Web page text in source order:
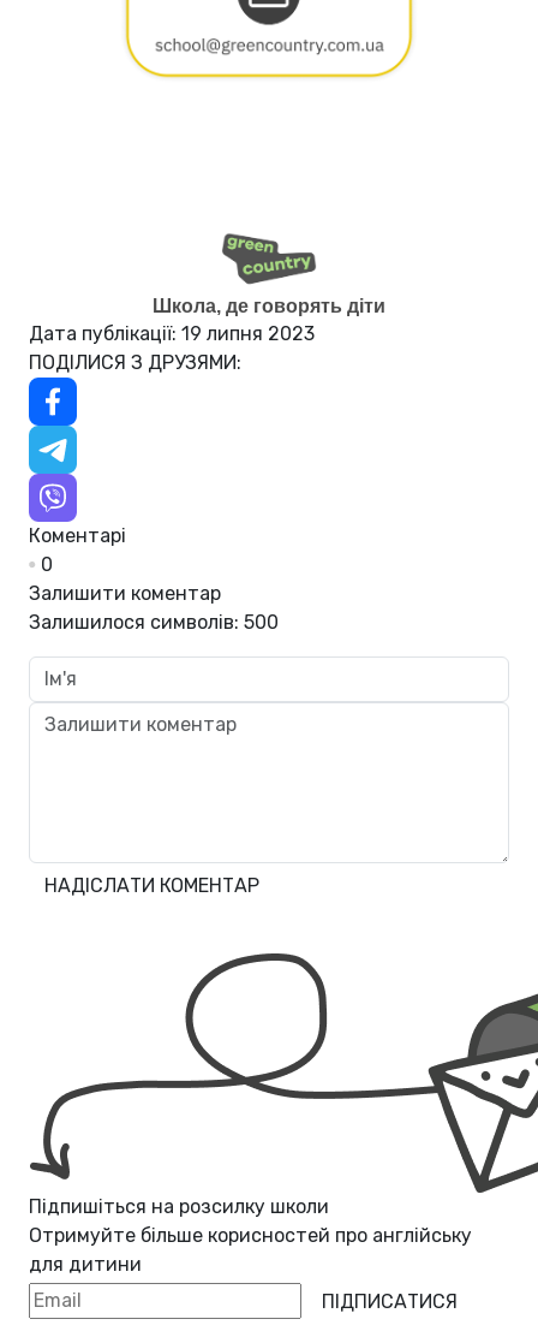
Школа, де говорять діти
Дата публікації: 19 липня 2023
ПОДІЛИСЯ З ДРУЗЯМИ:
Коментарі
0
Залишити коментар
Залишилося символів: 500
НАДІСЛАТИ КОМЕНТАР
Підпишіться на розсилку школи
Отримуйте більше корисностей про англійську
для дитини
ПІДПИСАТИСЯ